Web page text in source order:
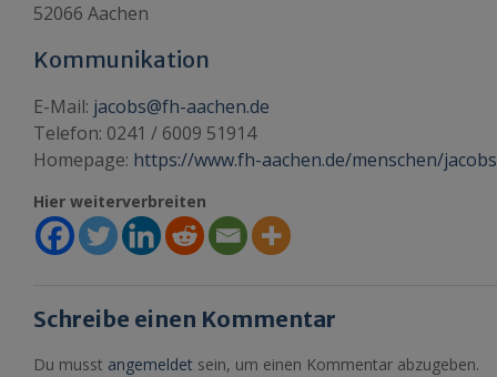
52066 Aachen
Kommunikation
E-Mail: jacobs@fh-aachen.de
Telefon: 0241 / 6009 51914
Homepage: https://www.fh-aachen.de/menschen/jacobs
Hier weiterverbreiten
Schreibe einen Kommentar
Du musst angemeldet sein, um einen Kommentar abzugeben.